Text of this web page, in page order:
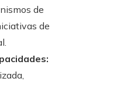
de
de